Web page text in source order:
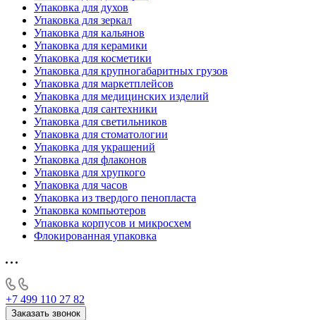
Упаковка для духов
Упаковка для зеркал
Упаковка для кальянов
Упаковка для керамики
Упаковка для косметики
Упаковка для крупногабаритных грузов
Упаковка для маркетплейсов
Упаковка для медицинских изделий
Упаковка для сантехники
Упаковка для светильников
Упаковка для стоматологии
Упаковка для украшений
Упаковка для флаконов
Упаковка для хрупкого
Упаковка для часов
Упаковка из твердого пенопласта
Упаковка компьютеров
Упаковка корпусов и микросхем
Флокированная упаковка
+7 499 110 27 82
Заказать звонок